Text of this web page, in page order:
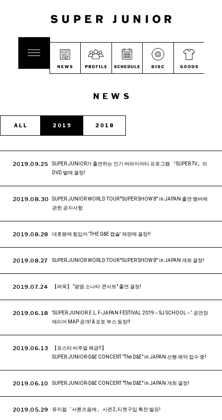
NEWS
ALL 2019 2018
2019.09.25
SUPER JUNIOR가 출연하는 인기 버라이어티 프로그램 『SUPER TV』의
DVD 발매 결정!
2019.08.30
SUPER JUNIOR WORLD TOUR ''SUPER SHOW 8'' in JAPAN 출연 멤버에
관한 공지사항
2019.08.28 대호평에 힘입어 'THE D&E 캡슐' 재판매 결정!!
2019.08.27 SUPER JUNIOR WORLD TOUR ''SUPER SHOW 8'' in JAPAN 개최 결정!
2019.07.24 【려욱】 "광염 소나타·콘서트" 출연 결정!
2019.06.18
'SUPER JUNIOR E.L.F-JAPAN FESTIVAL 2019～SJ SCHOOL～' 공연장
에리어 MAP 공개! & 포토 부스 등장!!
2019.06.13
【포스터 비주얼 해금!!】
SUPER JUNIOR-D&E CONCERT ”The D&E" in JAPAN 선행 예약 접수 중!
2019.06.10 SUPER JUNIOR-D&E CONCERT "The D&E" in JAPAN 개최 결정!
2019.05.29 뮤지컬「서른즈음에」 시즌2, 티켓구입 특전 발표!